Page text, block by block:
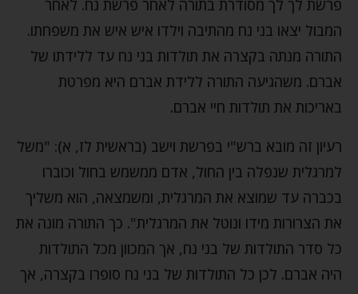
פרשת לך לך מסודרת בתורה לאחר פרשת נח. לאחר
המבול יצאו בני נח מהתיבה וילדו איש איש את משפחתו.
התורה מנתה בקצרה את תולדות בני נח עד ללידתו של
אברם. משהגיעה התורה ללידת אברם היא מפרטת
באריכות את תולדות חיי אברם.
רעיון זה מובא ברש"י בפרשת וישב (בראשית לז, א): "משל
למרגלית שנפלה בין החול, אדם ממשמש בחול וכוברו
בכברה עד שמוצא את המרגלית, ומשמצאה, הוא משליך
את הצרורות מידו ונוטל את המרגלית". כך התורה מונה את
כל סדר התולדות של בני נח, אך המכוון מכל התולדות
היה אברם. לכן כל התולדות של בני נח סופרו בקצרה, אך